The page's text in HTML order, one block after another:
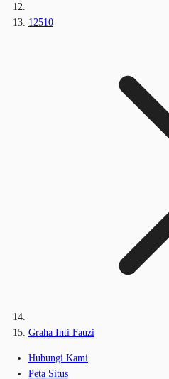
12510
Graha Inti Fauzi
Hubungi Kami
Peta Situs